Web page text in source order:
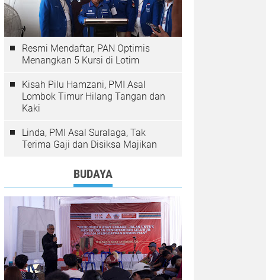
Resmi Mendaftar, PAN Optimis
Menangkan 5 Kursi di Lotim
Kisah Pilu Hamzani, PMI Asal
Lombok Timur Hilang Tangan dan
Kaki
Linda, PMI Asal Suralaga, Tak
Terima Gaji dan Disiksa Majikan
BUDAYA